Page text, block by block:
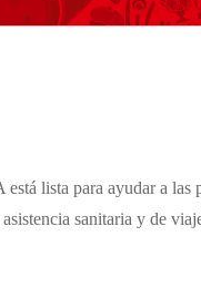
lista para ayudar a las
sanitaria y de